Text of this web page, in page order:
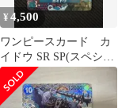
¥4,500
ワンピースカード カ
イドウ SR SP(スペシャ
ルカード) OP04-044